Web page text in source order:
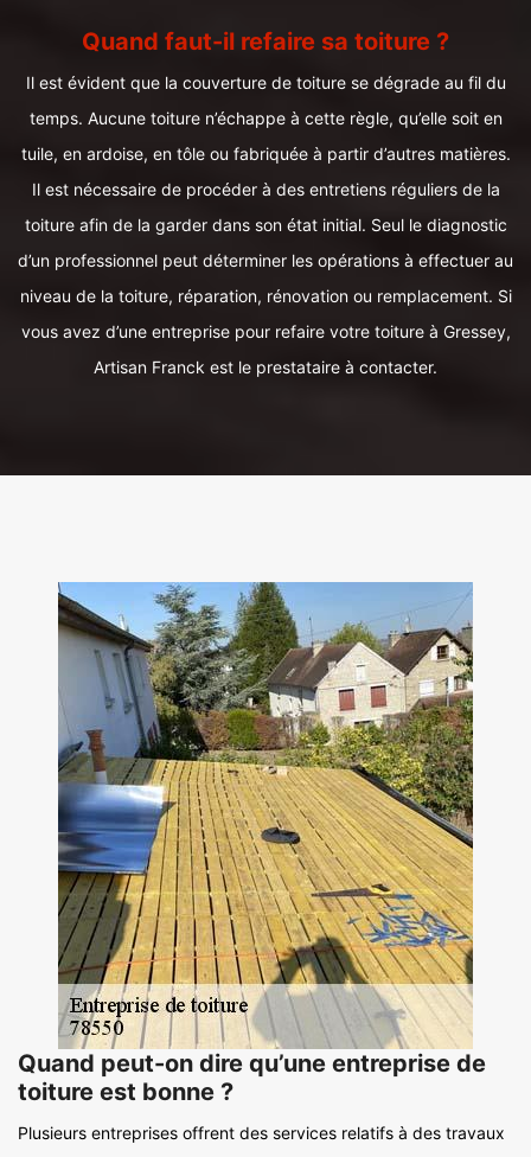
Quand faut-il refaire sa toiture ?
Il est évident que la couverture de toiture se dégrade au fil du
temps. Aucune toiture n’échappe à cette règle, qu’elle soit en
tuile, en ardoise, en tôle ou fabriquée à partir d’autres matières.
Il est nécessaire de procéder à des entretiens réguliers de la
toiture afin de la garder dans son état initial. Seul le diagnostic
d’un professionnel peut déterminer les opérations à effectuer au
niveau de la toiture, réparation, rénovation ou remplacement. Si
vous avez d’une entreprise pour refaire votre toiture à Gressey,
Artisan Franck est le prestataire à contacter.
Quand peut-on dire qu’une entreprise de
toiture est bonne ?
Plusieurs entreprises offrent des services relatifs à des travaux